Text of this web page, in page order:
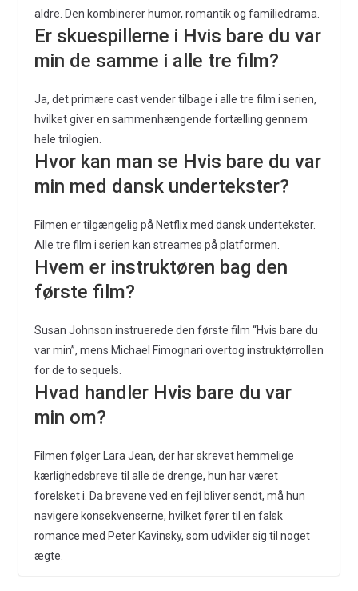
aldre. Den kombinerer humor, romantik og familiedrama.
Er skuespillerne i Hvis bare du var
min de samme i alle tre film?
Ja, det primære cast vender tilbage i alle tre film i serien,
hvilket giver en sammenhængende fortælling gennem
hele trilogien.
Hvor kan man se Hvis bare du var
min med dansk undertekster?
Filmen er tilgængelig på Netflix med dansk undertekster.
Alle tre film i serien kan streames på platformen.
Hvem er instruktøren bag den
første film?
Susan Johnson instruerede den første film “Hvis bare du
var min”, mens Michael Fimognari overtog instruktørrollen
for de to sequels.
Hvad handler Hvis bare du var
min om?
Filmen følger Lara Jean, der har skrevet hemmelige
kærlighedsbreve til alle de drenge, hun har været
forelsket i. Da brevene ved en fejl bliver sendt, må hun
navigere konsekvenserne, hvilket fører til en falsk
romance med Peter Kavinsky, som udvikler sig til noget
ægte.